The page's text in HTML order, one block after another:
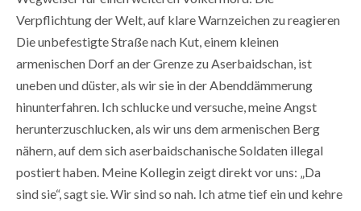
Verpflichtung der Welt, auf klare Warnzeichen zu reagieren
Die unbefestigte Straße nach Kut, einem kleinen
armenischen Dorf an der Grenze zu Aserbaidschan, ist
uneben und düster, als wir sie in der Abenddämmerung
hinunterfahren. Ich schlucke und versuche, meine Angst
herunterzuschlucken, als wir uns dem armenischen Berg
nähern, auf dem sich aserbaidschanische Soldaten illegal
postiert haben. Meine Kollegin zeigt direkt vor uns: „Da
sind sie“, sagt sie. Wir sind so nah. Ich atme tief ein und kehre